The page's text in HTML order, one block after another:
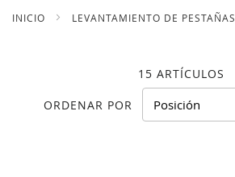
INICIO LEVANTAMIENTO DE PESTAÑAS
15 ARTÍCULOS
ORDENAR POR